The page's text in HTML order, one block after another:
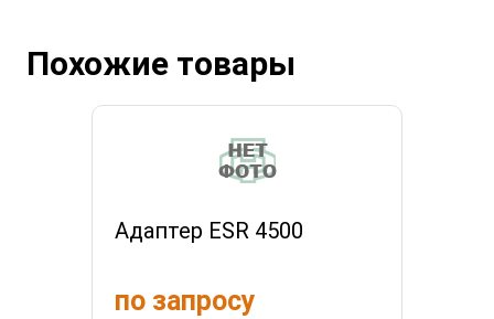
Похожие товары
Адаптер ESR 4500
по запросу